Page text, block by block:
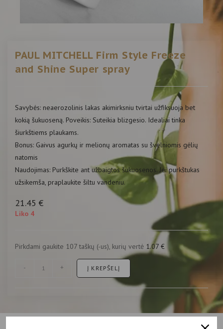
PAUL MITCHELL Firm Style Freeze
and Shine Super spray
Savybės: neaerozolinis lakas akimirksniu tvirtai užfiksuoja bet
kokią šukuoseną. Poveikis: Suteikia blizgesio. Idealiai tinka
šiurkštiems plaukams.
Bonus: Gaivus agurkų ir melionų aromatas su švelniomis gėlių
natomis
Naudojimas: Purkškite ant užbaigtos šukuosenos. Jei purkštukas
užsikemša, praplaukite šiltu vandeniu.
21.45 €
Liko 4
Pirkdami gaukite 107 taškų (-us), kurių vertė 1.07 €
- + Į KREPŠELĮ